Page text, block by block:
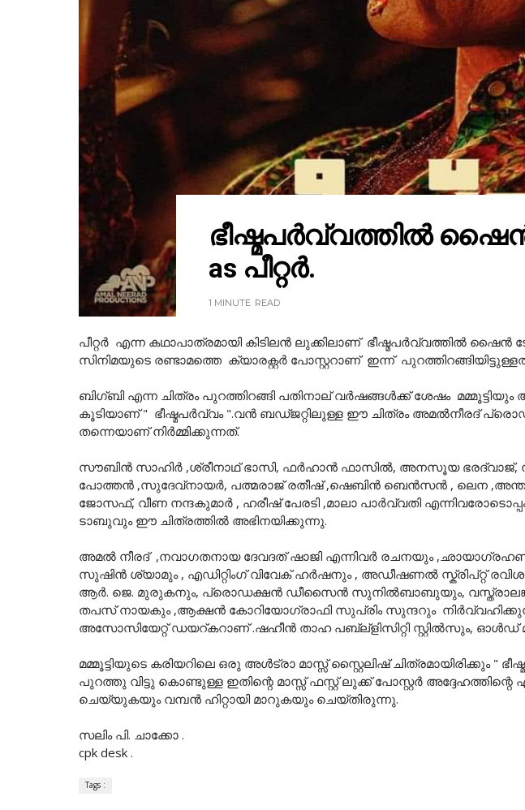
ഭീഷ്മപർവ്വത്തിൽ
as പീറ്റർ.
1 MINUTE READ
പീറ്റർ എന്ന കഥാപാത്രമായി കിടിലൻ ലുക്കിലാണ് ഭീഷ്മപർവ്വത്തിൽ
സിനിമയുടെ രണ്ടാമത്തെ ക്യാരക്റ്റർ പോസ്റ്ററാണ് ഇന്ന്
ബിഗ്ബി എന്ന ചിത്രം പുറത്തിറങ്ങി പതിനാല് വർഷങ്ങൾക്ക് ശേഷം മമ്മൂട്ടിയും
കൂടിയാണ് " ഭീഷ്മപർവ്വം ".വൻ ബഡ്ജറ്റിലുള്ള ഈ ചിത്രം അമൽനീരദ്
തന്നെയാണ് നിർമ്മിക്കുന്നത്.
സൗബിൻ സാഹിർ ,ശ്രീനാഥ് ഭാസി, ഫർഹാൻ ഫാസിൽ, അനസൂയ ഭരദ്വാജ്,
പോത്തൻ ,സുദേവ്നായർ, പത്മരാജ് രതീഷ് ,ഷെബിൻ ബെൻസൻ , ലെന
ജോസഫ്, വീണ നന്ദകുമാർ , ഹരീഷ് പേരടി ,മാലാ പാർവ്വതി എന്നിവരോടൊപ്പം
ടാബുവും ഈ ചിത്രത്തിൽ അഭിനയിക്കുന്നു.
അമൽ നീരദ് ,നവാഗതനായ ദേവദത് ഷാജി എന്നിവർ രചനയും
സുഷിൻ ശ്യാമും , എഡിറ്റിംഗ് വിവേക് ഹർഷനും , അഡീഷണൽ സ്ക്രിപ്റ്റ്
ആർ. ജെ. മുരുകനും, പ്രൊഡക്ഷൻ ഡീസൈൻ സുനിൽബാബുയും,
തപസ് നായകും ,ആക്ഷൻ കോറിയോഗ്രാഫി സുപ്രിം സുന്ദറും
അസോസിയേറ്റ് ഡയറ്കറാണ് .ഷഹീൻ താഹ പബ്ല്ളിസിറ്റി സ്റ്റിൽസും,
മമ്മൂട്ടിയുടെ കരിയറിലെ ഒരു അൾട്രാ മാസ്സ് സ്റ്റൈലിഷ് ചിത്രമായിരിക്കും "
പുറത്തു വിട്ടു കൊണ്ടുള്ള ഇതിന്റെ മാസ്സ് ഫസ്റ്റ് ലുക്ക് പോസ്റ്റർ അദ്ദേഹത്തിന്റെ
ചെയ്യുകയും വമ്പൻ ഹിറ്റായി മാറുകയും ചെയ്തിരുന്നു.
സലിം പി. ചാക്കോ .
cpk desk .
Tags :